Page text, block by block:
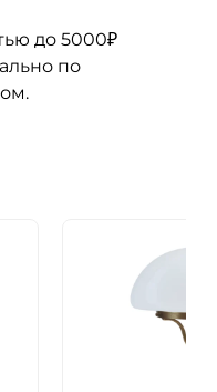
до 5000₽
по